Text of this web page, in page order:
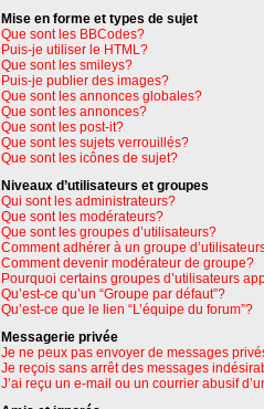
Mise en forme et types de sujet
Que sont les BBCodes?
Puis-je utiliser le HTML?
Que sont les smileys?
Puis-je publier des images?
Que sont les annonces globales?
Que sont les annonces?
Que sont les post-it?
Que sont les sujets verrouillés?
Que sont les icônes de sujet?
Niveaux d’utilisateurs et groupes
Qui sont les administrateurs?
Que sont les modérateurs?
Que sont les groupes d’utilisateurs?
Comment adhérer à un groupe
Comment devenir modérateur de groupe?
Pourquoi certains groupes d’utilisateurs
Qu’est-ce qu’un “Groupe par défaut”?
Qu’est-ce que le lien “L’équipe du forum”?
Messagerie privée
Je ne peux pas envoyer de messages
Je reçois sans arrêt des messages
J’ai reçu un e-mail ou un courrier abusif